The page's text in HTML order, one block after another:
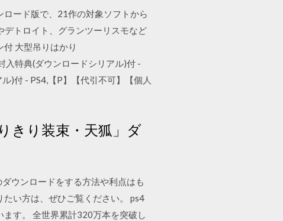
ード版で、21作の対象ソフトから
トロイト、グランツーリスモなど
大型吊りはかり
特典(ダウンロードシリアル)付 -
)付 - PS4,【P】【代引不可】【個人
きり装束・天狐」ダ
ウンロードをする方法や利点はも
い方は、ぜひご覧ください。 ps4
す。 全世界累計320万本を突破し